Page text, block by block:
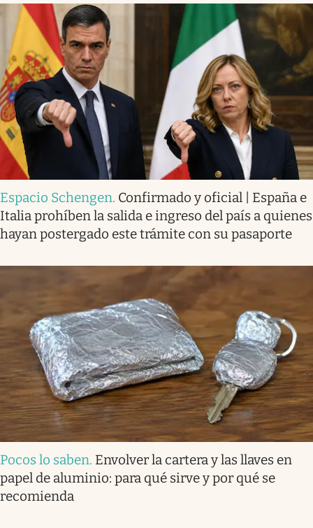
Espacio Schengen. Confirmado y oficial | España e
Italia prohíben la salida e ingreso del país a quienes
hayan postergado este trámite con su pasaporte
Pocos lo saben. Envolver la cartera y las llaves en
papel de aluminio: para qué sirve y por qué se
recomienda